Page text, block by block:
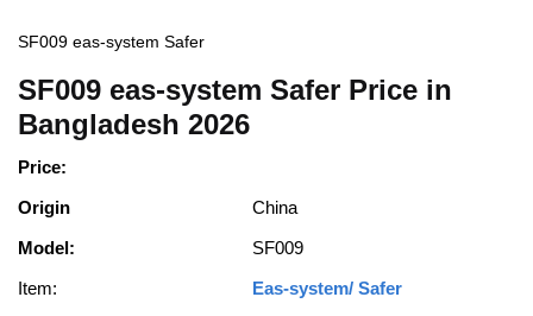
SF009 eas-system Safer
SF009 eas-system Safer Price in
Bangladesh 2026
Price:
Origin
China
Model:
SF009
Item:
Eas-system/ Safer